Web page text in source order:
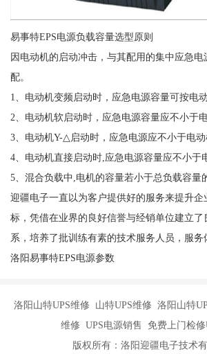
易事特EPS电源负载容量选型原则
因电动机的启动冲击，与其配用的集中应急
配。
1、电动机变频启动时，应急电源容量可按电
2、电动机软启动时，应急电源容量应不小于
3、电动机Y-△启动时，应急电源应不小于电动
4、电动机直接启动时,应急电源容量应不小于
5、混合负载中,电机的容量若小于总负载容量
迎疆电子一直以为客户提供好的服务来提升企
标，凭借在业界的良好信誉与经销单位建立
系，培养了批训练有素的技术服务人员，服务
洛阳易事特EPS电源参数
洛阳山特UPS维修 山特UPS维修 洛阳山特
维修 UPS电源销售 免费上门检修
版权所有：洛阳迎疆电子技术